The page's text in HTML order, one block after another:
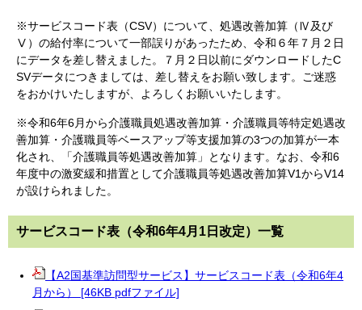
※サービスコード表（CSV）について、処遇改善加算（Ⅳ及び
Ⅴ）の給付率について一部誤りがあったため、令和６年７月２日
にデータを差し替えました。７月２日以前にダウンロードしたC
SVデータにつきましては、差し替えをお願い致します。ご迷惑
をおかけいたしますが、よろしくお願いいたします。
※令和6年6月から介護職員処遇改善加算・介護職員等特定処遇改
善加算・介護職員等ベースアップ等支援加算の3つの加算が一本
化され、「介護職員等処遇改善加算」となります。なお、令和6
年度中の激変緩和措置として介護職員等処遇改善加算V1からV14
が設けられました。
サービスコード表（令和6年4月1日改定）一覧
【A2国基準訪問型サービス】サービスコード表（令和6年4
月から） [46KB pdfファイル]